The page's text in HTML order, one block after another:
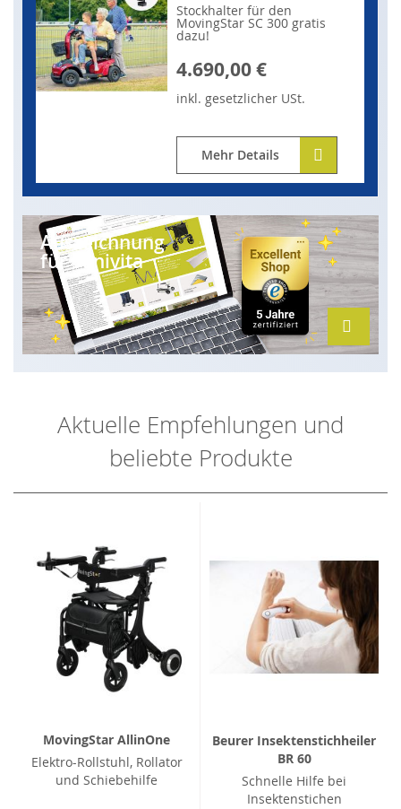
Stockhalter für den
MovingStar SC 300 gratis
dazu!
4.690,00 €
inkl. gesetzlicherUSt.
Mehr Details
Auszeichnung
für Sanivita
Aktuelle Empfehlungen und
beliebte Produkte
MovingStar AllinOne
Elektro-Rollstuhl, Rollator
und Schiebehilfe
Beurer Insektenstichheiler
BR 60
Schnelle Hilfe bei
Insektenstichen